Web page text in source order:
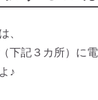
、
（下記３カ所）に
♪